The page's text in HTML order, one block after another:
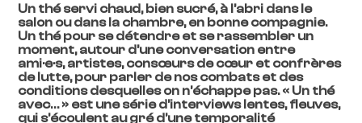
Un thé servi chaud, bien sucré, à l’abri dans le
salon ou dans la chambre, en bonne compagnie.
Un thé pour se détendre et se rassembler un
moment, autour d’une conversation entre
ami·e·s, artistes, consœurs de cœur et confrères
de lutte, pour parler de nos combats et des
conditions desquelles on n’échappe pas. « Un thé
avec… » est une série d’interviews lentes, fleuves,
qui s’écoulent au gré d’une temporalité